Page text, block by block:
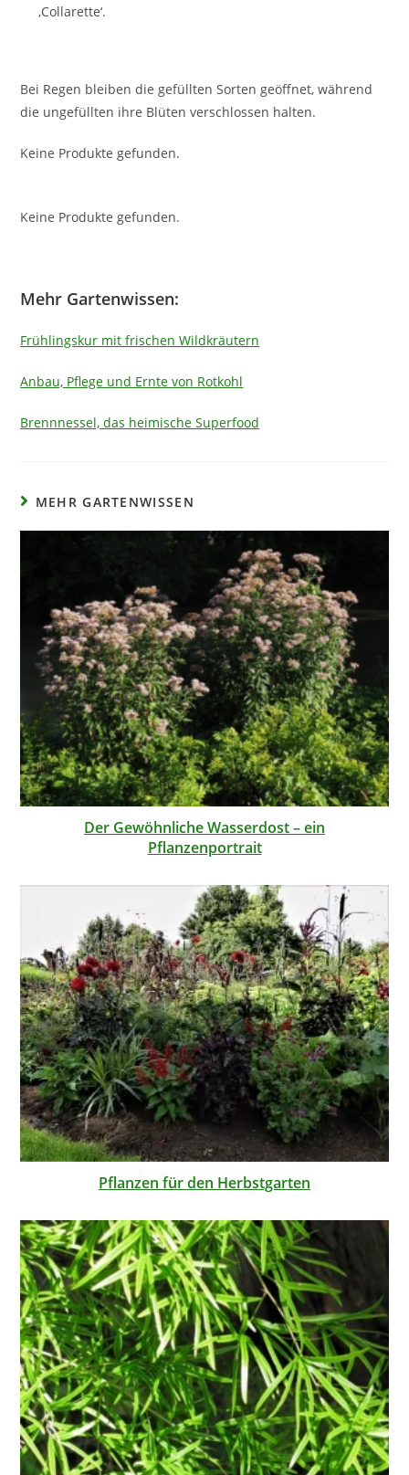
‚Collarette‘.
Bei Regen bleiben die gefüllten Sorten geöffnet, während
die ungefüllten ihre Blüten verschlossen halten.
Keine Produkte gefunden.
Keine Produkte gefunden.
Mehr Gartenwissen:
Frühlingskur mit frischen Wildkräutern
Anbau, Pflege und Ernte von Rotkohl
Brennnessel, das heimische Superfood
MEHR GARTENWISSEN
Der Gewöhnliche Wasserdost – ein
Pflanzenportrait
Pflanzen für den Herbstgarten